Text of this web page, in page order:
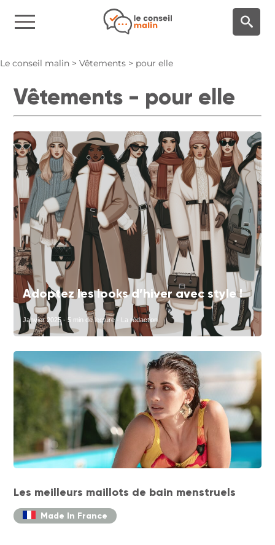
Le conseil malin > Vêtements > pour elle
Vêtements - pour elle
Adoptez les looks d’hiver avec style !
Janvier 2025 - 5 min de lecture - La rédaction
Les meilleurs maillots de bain menstruels
Made In France